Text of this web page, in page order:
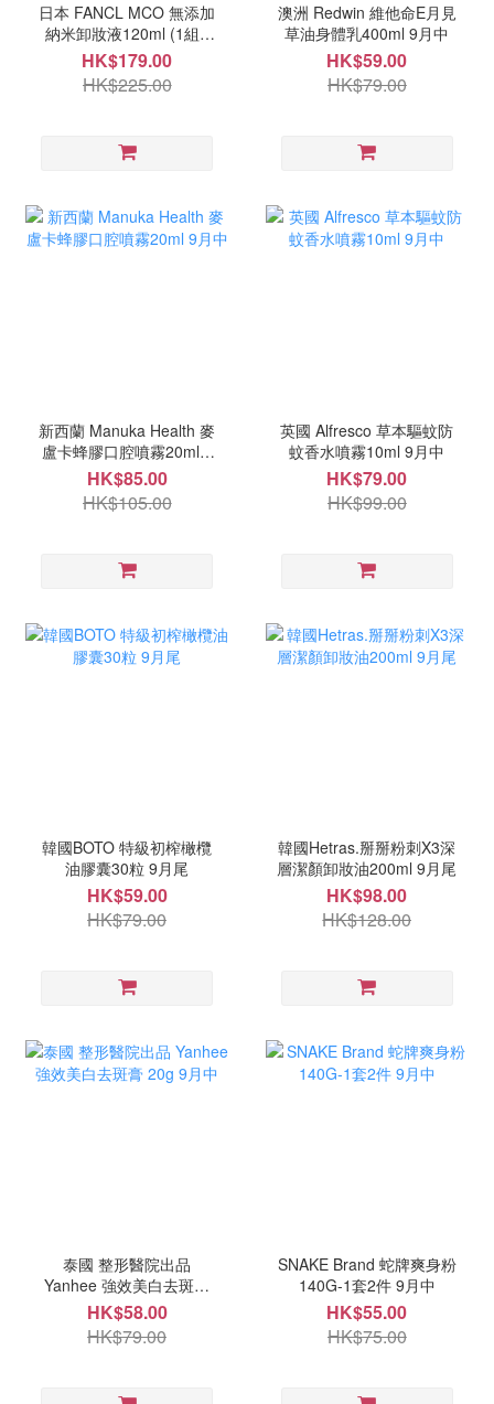
日本 FANCL MCO 無添加
納米卸妝液120ml (1組2
支) 9月中
HK$179.00
HK$225.00
澳洲 Redwin 維他命E月見
草油身體乳400ml 9月中
HK$59.00
HK$79.00
新西蘭 Manuka Health 麥
盧卡蜂膠口腔噴霧20ml 9
月中
HK$85.00
HK$105.00
英國 Alfresco 草本驅蚊防
蚊香水噴霧10ml 9月中
HK$79.00
HK$99.00
韓國BOTO 特級初榨橄欖
油膠囊30粒 9月尾
HK$59.00
HK$79.00
韓國Hetras.掰掰粉刺X3深
層潔顏卸妝油200ml 9月尾
HK$98.00
HK$128.00
泰國 整形醫院出品
Yanhee 強效美白去斑膏
20g 9月中
HK$58.00
HK$79.00
SNAKE Brand 蛇牌爽身粉
140G-1套2件 9月中
HK$55.00
HK$75.00